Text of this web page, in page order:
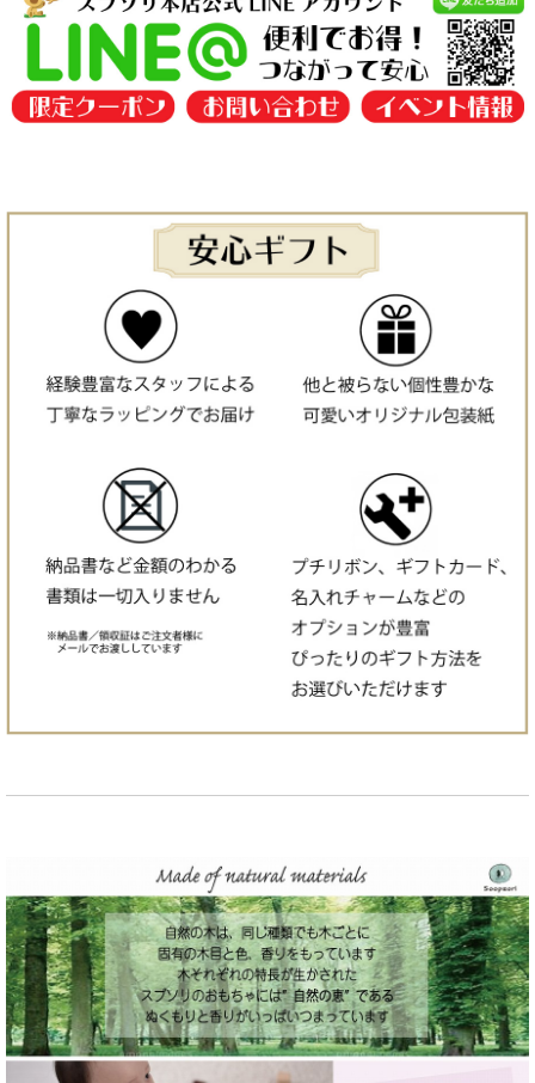
アウトレット
出産祝いにおすすめ
1歳におすすめ
2歳におすすめ
価格で選ぶ:¥3001〜¥5000
価格で選ぶ:¥5001〜¥8000
価格で選ぶ:¥8001〜¥10000
価格で選ぶ:¥10001〜¥20000
プレート商品
車おもちゃ
子守ふだ
ドミノ、歯固め